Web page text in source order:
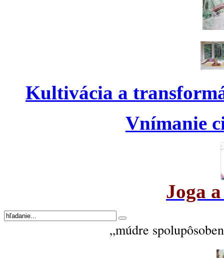
Kultivácia a
Vnímanie
Joga
„múdre